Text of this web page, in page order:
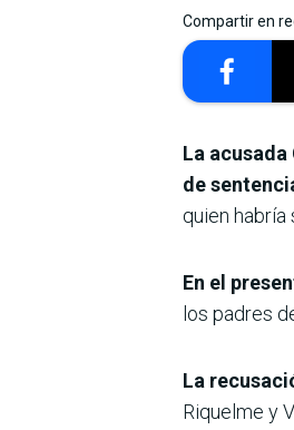
Compartir en
La
de
quien habría
En el
los padres
La
Riquelme y